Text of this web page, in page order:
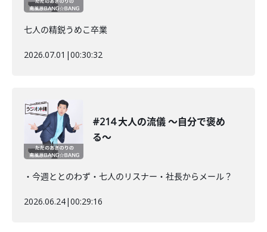
七人の精鋭うめこ卒業
2026.07.01 |00:30:32
#214 大人の流儀 〜自分で褒め
る〜
・今週ととのわず・七人のリスナー・社長からメール？
2026.06.24|00:29:16